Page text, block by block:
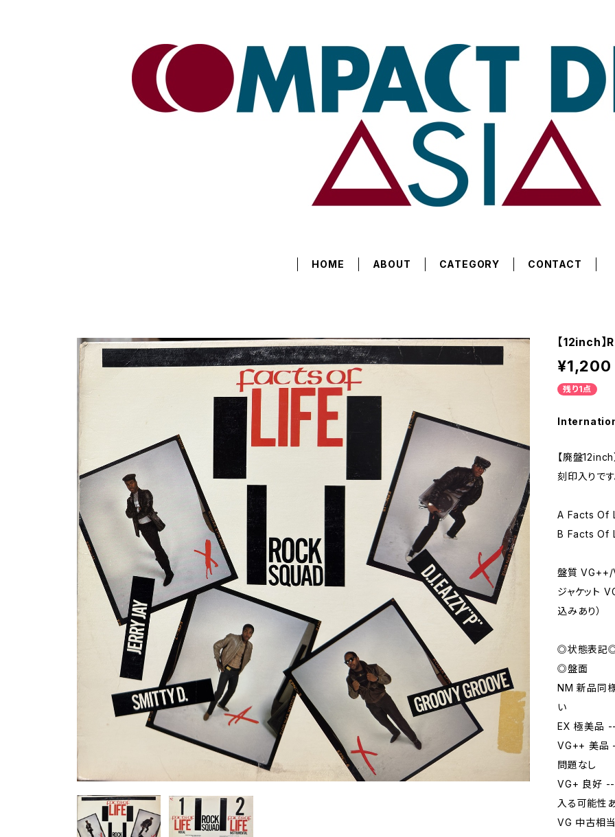
HOME ABOUT CATEGORY CONTACT
【12inch
¥1,200
残り1点
【廃盤
刻印入りです
A Facts Of
B Facts Of
盤質
ジャケット
込みあり）
◎状態表記
◎盤面
NM 新品同
い
EX 極美品
VG++ 美品
問題なし
VG+ 良好
入る可能性
VG 中古相